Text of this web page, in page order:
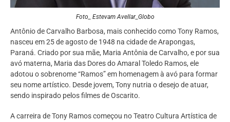
Foto_ Estevam Avellar_Globo
Antônio de Carvalho Barbosa, mais conhecido como Tony Ramos,
nasceu em 25 de agosto de 1948 na cidade de Arapongas,
Paraná. Criado por sua mãe, Maria Antônia de Carvalho, e por sua
avó materna, Maria das Dores do Amaral Toledo Ramos, ele
adotou o sobrenome “Ramos” em homenagem à avó para formar
seu nome artístico. Desde jovem, Tony nutria o desejo de atuar,
sendo inspirado pelos filmes de Oscarito.
A carreira de Tony Ramos começou no Teatro Cultura Artística de